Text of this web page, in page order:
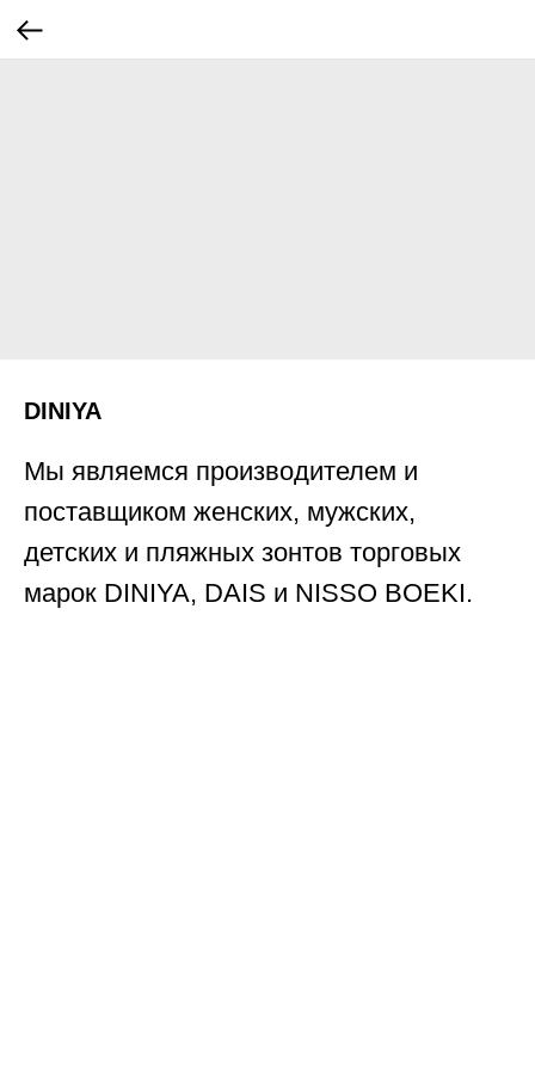
DINIYA
Мы являемся производителем и
поставщиком женских, мужских,
детских и пляжных зонтов торговых
марок DINIYA, DAIS и NISSO BOEKI.